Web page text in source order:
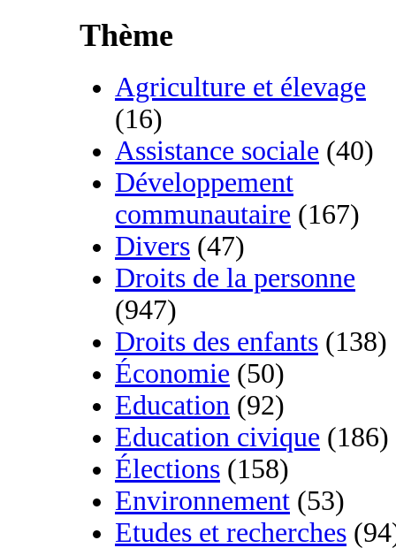
Thème
Agriculture et élevage
(16)
Assistance sociale (40)
Développement
communautaire (167)
Divers (47)
Droits de la personne
(947)
Droits des enfants (138)
Économie (50)
Education (92)
Education civique (186)
Élections (158)
Environnement (53)
Etudes et recherches